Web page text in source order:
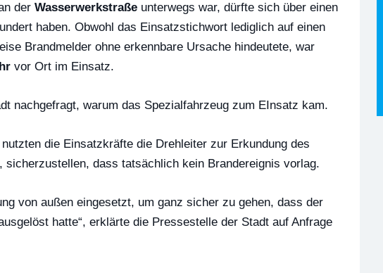
der Wasserwerkstraße unterwegs war, dürfte sich über einen
haben. Obwohl das Einsatzstichwort lediglich auf einen
Brandmelder ohne erkennbare Ursache hindeutete, war
vor Ort im Einsatz.
nachgefragt, warum das Spezialfahrzeug zum EInsatz kam.
die Einsatzkräfte die Drehleiter zur Erkundung des
sicherzustellen, dass tatsächlich kein Brandereignis vorlag.
von außen eingesetzt, um ganz sicher zu gehen, dass der
hatte“, erklärte die Pressestelle der Stadt auf Anfrage